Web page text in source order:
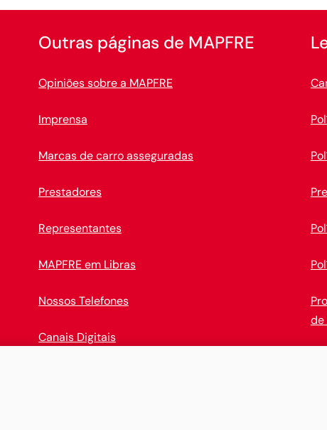
Outras páginas de MAPFRE
Opiniões sobre a MAPFRE
Imprensa
Marcas de carro asseguradas
Prestadores
Representantes
MAPFRE em Libras
Nossos Telefones
Canais Digitais
de